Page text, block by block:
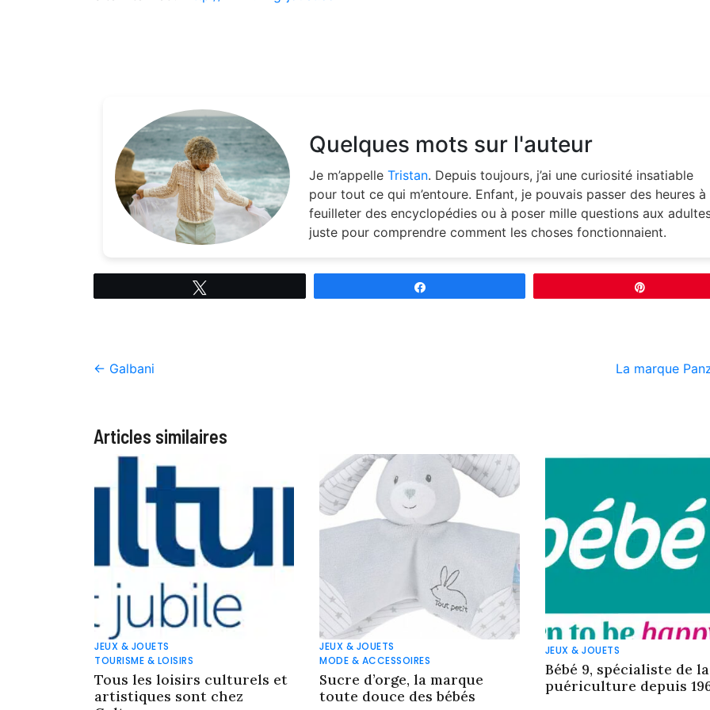
Quelques mots sur l'auteur
Je m’appelle Tristan. Depuis toujours, j’ai une curiosité insatiable
pour tout ce qui m’entoure. Enfant, je pouvais passer des heures à
feuilleter des encyclopédies ou à poser mille questions aux
juste pour comprendre comment les choses fonctionnaient.
← Galbani La marque
Articles similaires
JEUX & JOUETS
TOURISME & LOISIRS
Tous les loisirs culturels et
artistiques sont chez
JEUX & JOUETS
MODE & ACCESSOIRES
Sucre d’orge, la marque
toute douce des bébés
JEUX & JOUETS
Bébé 9, spécialiste de la
puériculture depuis